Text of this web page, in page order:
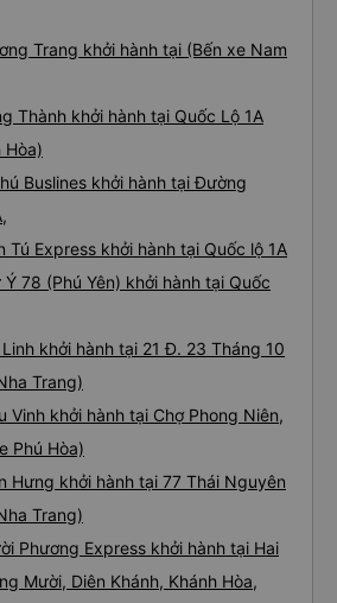
Trang khởi hành tại (Bến xe Nam
Thành khởi hành tại Quốc Lộ 1A
Hòa)
Buslines khởi hành tại Đường
Tú Express khởi hành tại Quốc lộ 1A
78 (Phú Yên) khởi hành tại Quốc
khởi hành tại 21 Đ. 23 Tháng 10
Trang)
Vinh khởi hành tại Chợ Phong Niên,
Phú Hòa)
Hưng khởi hành tại 77 Thái Nguyên
Trang)
Phương Express khởi hành tại Hai
Mười, Diên Khánh, Khánh Hòa,